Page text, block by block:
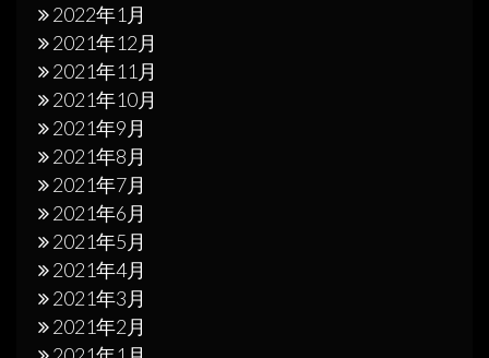
2022年1月
2021年12月
2021年11月
2021年10月
2021年9月
2021年8月
2021年7月
2021年6月
2021年5月
2021年4月
2021年3月
2021年2月